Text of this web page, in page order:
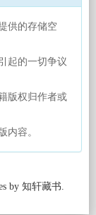
供的存储空
起的一切争议
版权归作者或
内容。
by 知轩藏书.